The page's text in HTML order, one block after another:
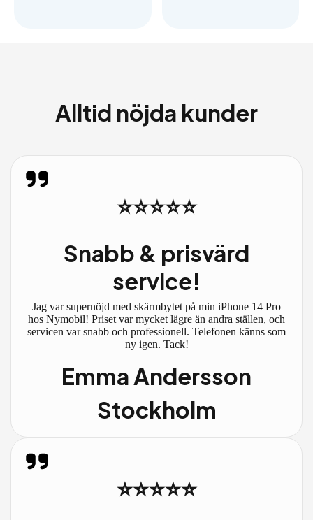
Alltid nöjda kunder
⭐⭐⭐⭐⭐
Snabb & prisvärd
service!
Jag var supernöjd med skärmbytet på min iPhone 14 Pro
hos Nymobil! Priset var mycket lägre än andra ställen, och
servicen var snabb och professionell. Telefonen känns som
ny igen. Tack!
Emma Andersson
Stockholm
⭐⭐⭐⭐⭐